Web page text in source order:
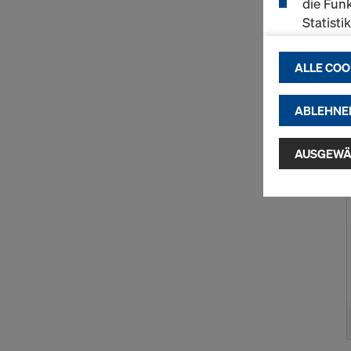
Indem Sie
USA
Garantien
hierauf.
Zugriff
zur
ALLE